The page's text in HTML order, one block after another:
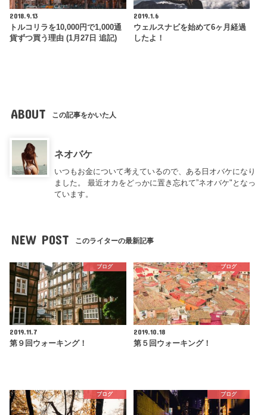
2018.9.13
トルコリラを10,000円で1,000通
貨ずつ買う理由 (1月27日 追記)
2019.1.6
ウェルスナビを始めて6ヶ月経過
したよ！
ABOUT この記事をかいた人
ネオバケ
いつもお金について考えているので、ある日オバケになり
ました。 最近オカをどっかに置き忘れて”ネオバケ"となっ
ています。
NEW POST このライターの最新記事
ブログ
2019.11.7
第９回ウォーキング！
ブログ
2019.10.18
第５回ウォーキング！
ブログ ブログ